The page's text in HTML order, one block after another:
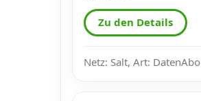
Zu den Details
Netz: Salt, Art: DatenAbo